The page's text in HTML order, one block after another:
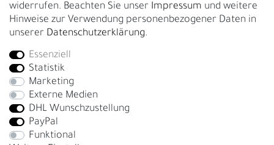
B2B Geschäftskunden
Bei Fragen wenden Sie sich direkt an unser Service-Team.
+4917663727338
Montag - Freitag, 09:00 - 14:00
info@fronhofer.com
Gürtelmanufaktur Fronhofer, 93053 Regensburg, Nelkenweg 3b
widerrufen. Beachten Sie unser Impressum und weitere
Hinweise zur Verwendung personenbezogener Daten in
unserer Daten­schutz­erklärung.
Essenziell
Statistik
Marketing
Externe Medien
DHL Wunschzustellung
PayPal
Funktional